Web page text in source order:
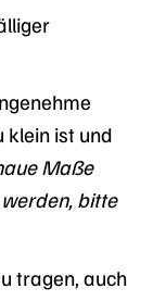
klein ist und
Maße
bitte
tragen, auch